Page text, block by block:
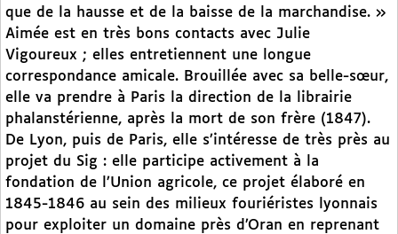
que de la hausse et de la baisse de la marchandise. »
Aimée est en très bons contacts avec Julie
Vigoureux ; elles entretiennent une longue
correspondance amicale. Brouillée avec sa belle-sœur,
elle va prendre à Paris la direction de la librairie
phalanstérienne, après la mort de son frère (1847).
De Lyon, puis de Paris, elle s’intéresse de très près au
projet du Sig : elle participe activement à la
fondation de l’Union agricole, ce projet élaboré en
1845-1846 au sein des milieux fouriéristes lyonnais
pour exploiter un domaine près d’Oran en reprenant